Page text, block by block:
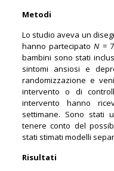
Metodi
Lo studio aveva un
hanno partecipatoN =
bambini sono stati
sintomi ansiosi e
randomizzazione e
intervento o di
intervento hanno
settimane. Sono stati
tenere conto del
stati stimati modelli
Risultati